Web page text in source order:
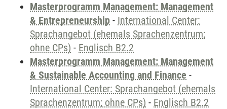
Masterprogramm Management: Management
& Entrepreneurship - International Center:
Sprachangebot (ehemals Sprachenzentrum;
ohne CPs) - Englisch B2.2
Masterprogramm Management: Management
& Sustainable Accounting and Finance -
International Center: Sprachangebot (ehemals
Sprachenzentrum; ohne CPs) - Englisch B2.2